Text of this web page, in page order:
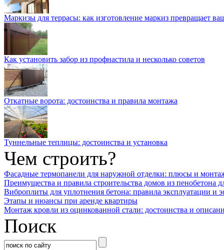
Маркизы для террасы: как изготовление маркиз превращает
Как установить забор из профнастила и несколько советов
Откатные ворота: достоинства и правила монтажа
Туннельные теплицы: достоинства и установка
Чем строить?
Фасадные термопанели для наружной отделки: плюсы и
Преимущества и правила строительства домов из пенобетона
Виброплиты для уплотнения бетона: правила эксплуатации и
Этапы и нюансы при аренде квартиры
Монтаж кровли из оцинкованной стали: достоинства и
Поиск